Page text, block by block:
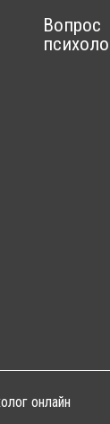
Вопрос
онлайн